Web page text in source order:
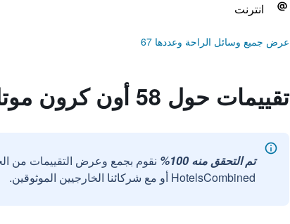
انترنت
عرض جميع وسائل الراحة وعددها 67
تقييمات حول 58 أون كرون موتل
تم التحقق منه 100%
نقوم بجمع وعرض التقييمات من
HotelsCombined أو مع شركائنا الخارجيين الموثوقين.